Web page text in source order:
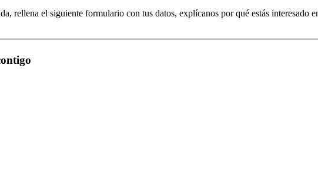
rellena el siguiente formulario con tus datos, explícanos por qué estás interesado